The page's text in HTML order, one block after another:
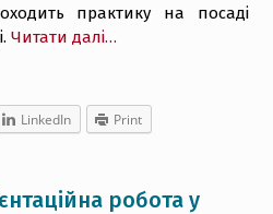
практику на посаді
Читати далі…
LinkedIn Print
робота у